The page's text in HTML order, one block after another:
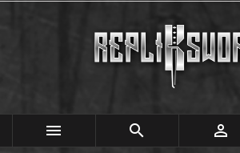
  